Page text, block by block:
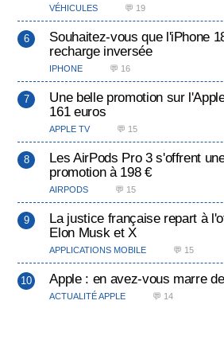
VÉHICULES 💬 19
Souhaitez-vous que l'iPhone
recharge inversée
IPHONE 💬 16
Une belle promotion sur
161 euros
APPLE TV 💬 15
Les AirPods Pro 3 s'offrent
promotion à 198 €
AIRPODS 💬 15
La justice française repart à
Elon Musk et X
APPLICATIONS MOBILE 💬 15
Apple : en avez-vous marre
ACTUALITÉ APPLE 💬 14